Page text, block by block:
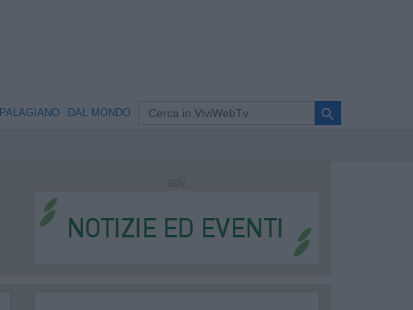
PALAGIANO DAL MONDO search